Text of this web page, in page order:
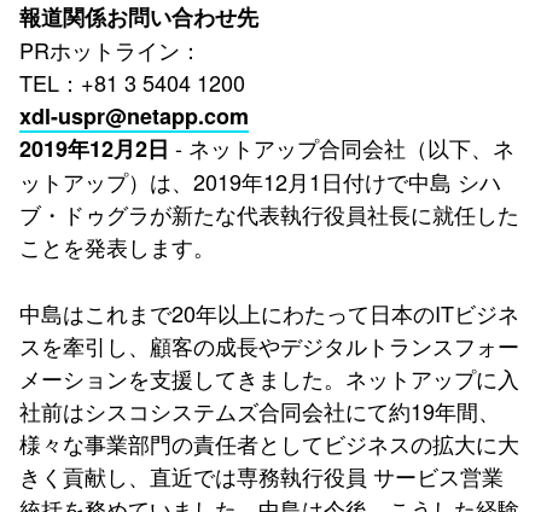
報道関係お問い合わせ先
PRホットライン：
TEL：+81 3 5404 1200
xdl-uspr@netapp.com
2019年12月2日 - ネットアップ合同会社（以下、ネ
ットアップ）は、2019年12月1日付けで中島 シハ
ブ・ドゥグラが新たな代表執行役員社長に就任した
ことを発表します。
中島はこれまで20年以上にわたって日本のITビジネ
スを牽引し、顧客の成長やデジタルトランスフォー
メーションを支援してきました。ネットアップに入
社前はシスコシステムズ合同会社にて約19年間、
様々な事業部門の責任者としてビジネスの拡大に大
きく貢献し、直近では専務執行役員 サービス営業